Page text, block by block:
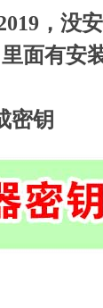
，没
面有安
密钥